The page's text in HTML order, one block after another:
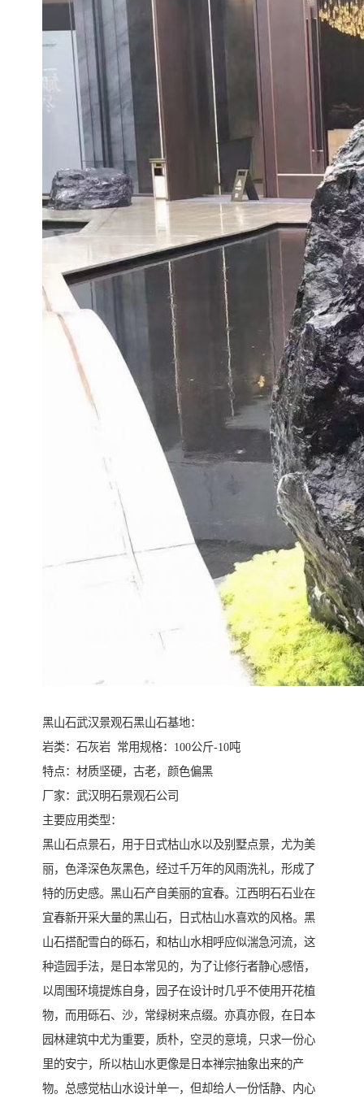
黑山石武汉景观石黑山石基地：
岩类：石灰岩 常用规格：100公斤-10吨
特点​‌‌：材质坚硬，古老，颜色偏黑
厂家：武汉明石景观石公司
主要应用类型：
黑山石点景石，用于日式枯山水以及别墅点景，尤为美
丽，色泽深色灰黑色，经过千万年的风雨洗礼，形成了
特的历史感。黑山石产自美丽的宜春。江西明石石业在
宜春新开采大量的黑山石，日式枯山水喜欢的风格。黑
山石搭配雪白的砾石，和枯山水相呼应似湍急河流，这
种造园手法，是日本常见的，为了让修行者静心感悟，
以周围环境提炼自身，园子在设计时几乎不使用开花植
物，而用砾石、沙，常绿树来点缀。亦真亦假，在日本
园林建筑中尤为重要，质朴，空灵的意境，只求一份心
里的安宁，所以枯山水更像是日本禅宗抽象出来的产
物。总感觉枯山水设计单一，但却给人一份恬静、内心